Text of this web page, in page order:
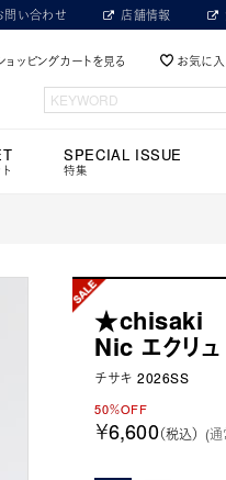
問い合わせ 店舗情報
ョッピングカートを見る お気に
SPECIAL ISSUE
特集
★chisaki
Nic エクリュ
チサキ 2026SS
50％OFF
￥6,600（税込） (